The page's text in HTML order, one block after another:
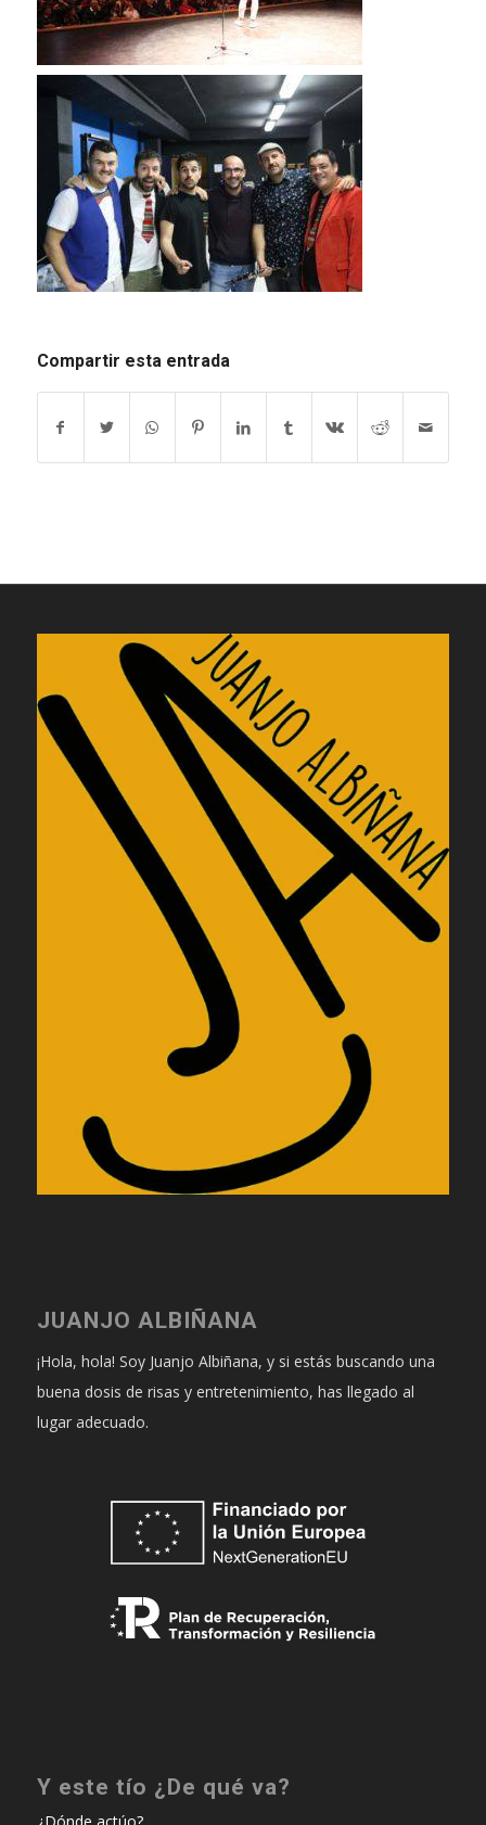
Compartir esta entrada
JUANJO ALBIÑANA
¡Hola, hola! Soy Juanjo Albiñana, y si estás buscando una
buena dosis de risas y entretenimiento, has llegado al
lugar adecuado.
Y este tío ¿De qué va?